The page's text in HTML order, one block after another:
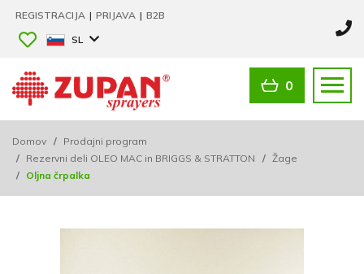
REGISTRACIJA | PRIJAVA | B2B
SL
0
Domov / Prodajni program
/ Rezervni deli OLEO MAC in BRIGGS & STRATTON / Žage
/ Oljna črpalka